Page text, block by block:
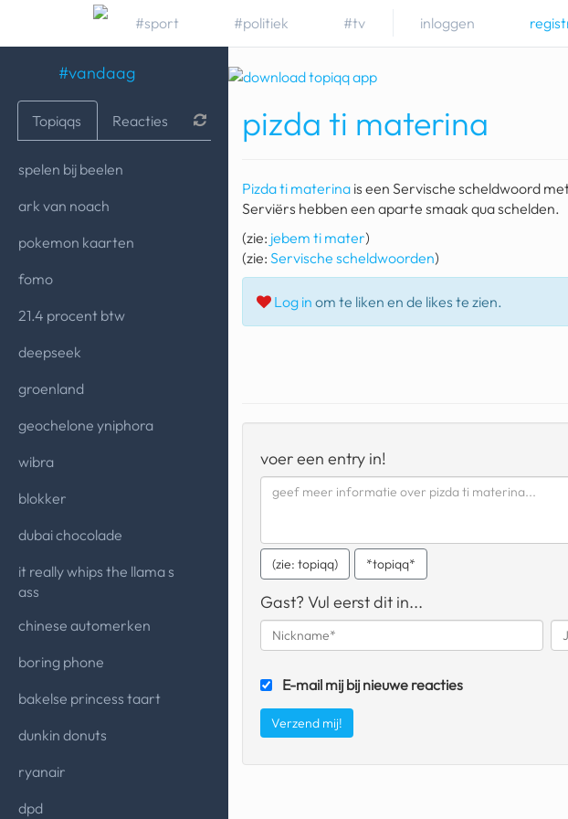
#sport #politiek #tv inloggen
#vandaag
Topiqqs Reacties
spelen bij beelen
ark van noach
pokemon kaarten
fomo
21.4 procent btw
deepseek
groenland
geochelone yniphora
wibra
blokker
dubai chocolade
it really whips the llama s
ass
chinese automerken
boring phone
bakelse princess taart
dunkin donuts
ryanair
dpd
pizda ti materina
Pizda ti materina is een Servische scheldwoord
Serviërs hebben een aparte smaak qua schelden.
(zie: jebem ti mater)
(zie: Servische scheldwoorden)
Log in om te liken en de likes te zien.
voer een entry in!
(zie: topiqq) *topiqq*
Gast? Vul eerst dit in...
E-mail mij bij nieuwe reacties